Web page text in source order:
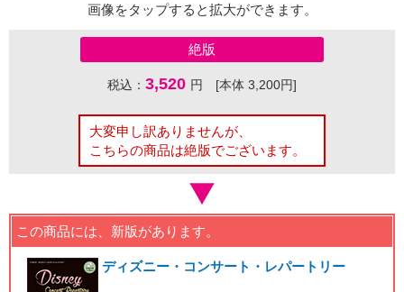
画像をタップすると拡大ができます。
絶版
税込： 3,520 円 [本体 3,200円]
大変申し訳ありませんが、
こちらの商品は絶版でございます。
この商品には、新版があります。
ディズニー・コンサート・レパートリー